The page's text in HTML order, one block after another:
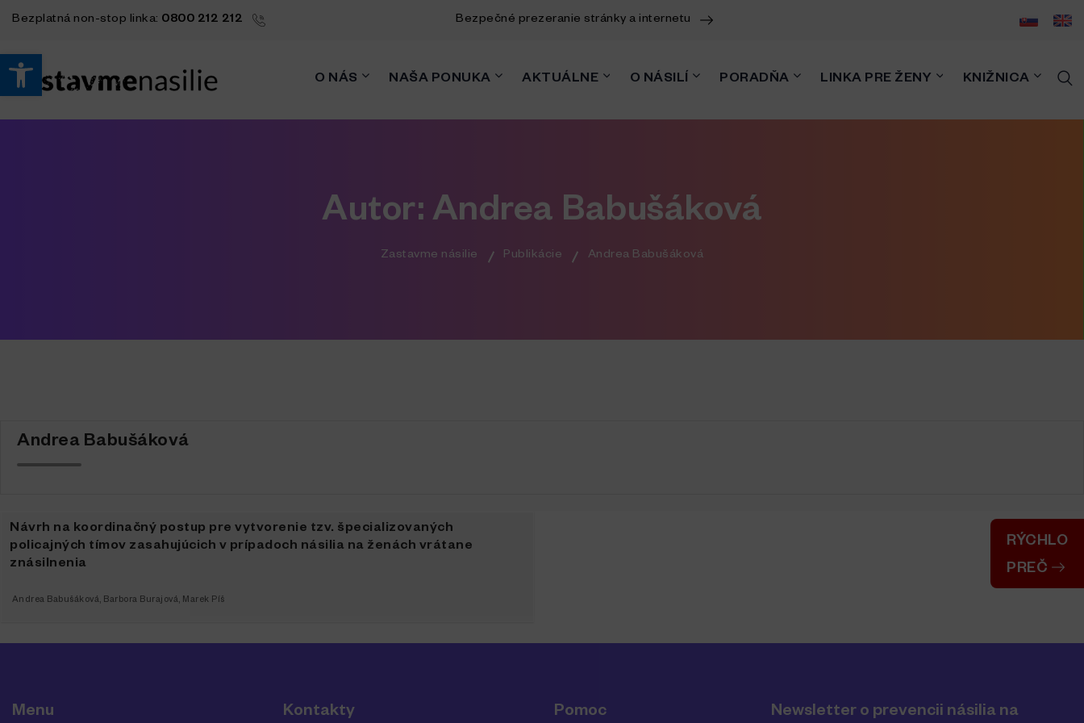
Open toolbar
Bezplatná non-stop linka: 0800 212 212 Bezpečné prezeranie stránky a internetu
RÝCHLO
PREČ
O NÁS NAŠA PONUKA AKTUÁLNE O NÁSILÍ PORADŇA LINKA PRE ŽENY KNIŽNICA
Autor: Andrea Babušáková
Zastavme násilie Publikácie Andrea Babušáková
Andrea Babušáková
Návrh na koordinačný postup pre vytvorenie tzv. špecializovaných
policajných tímov zasahujúcich v prípadoch násilia na ženách vrátane
znásilnenia
Andrea Babušáková, Barbora Burajová, Marek Píš
Menu Kontakty Pomoc Newsletter o prevencii násilia na